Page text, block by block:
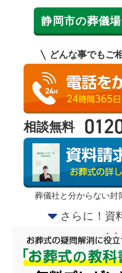
静岡市の葬儀
どんな事でもご
相談無料
葬儀社と分からない封
さらに！資